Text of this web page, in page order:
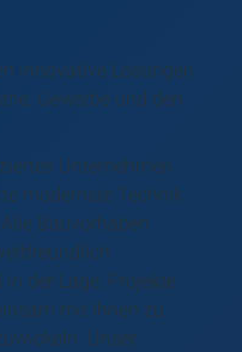
innovative Lösungen
Gewerbe und den
Unternehmen
modernste Technik
Bauvorhaben
der Lage, Projekte
mit Ihnen zu
Unser